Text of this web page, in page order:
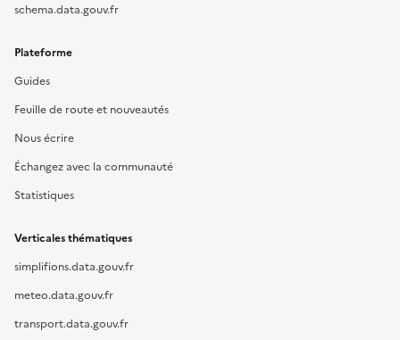
schema.data.gouv.fr
Plateforme
Guides
Feuille de route et nouveautés
Nous écrire
Échangez avec la communauté
Statistiques
Verticales thématiques
simplifions.data.gouv.fr
meteo.data.gouv.fr
transport.data.gouv.fr